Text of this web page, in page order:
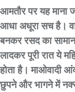
आमतौर पर यह माना
आधा अधूरा सच है।
बनकर रसद का
लादकर पूरी रात ये
होता है। माओवादी
छुपने और भागने में